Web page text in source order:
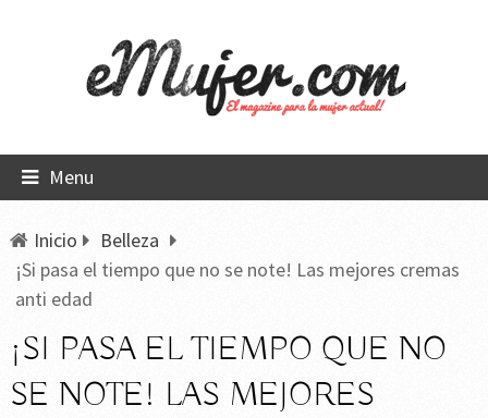
Menu
Inicio
Belleza
¡Si pasa el tiempo que no se note! Las mejores cremas
anti edad
¡SI PASA EL TIEMPO QUE NO
SE NOTE! LAS MEJORES